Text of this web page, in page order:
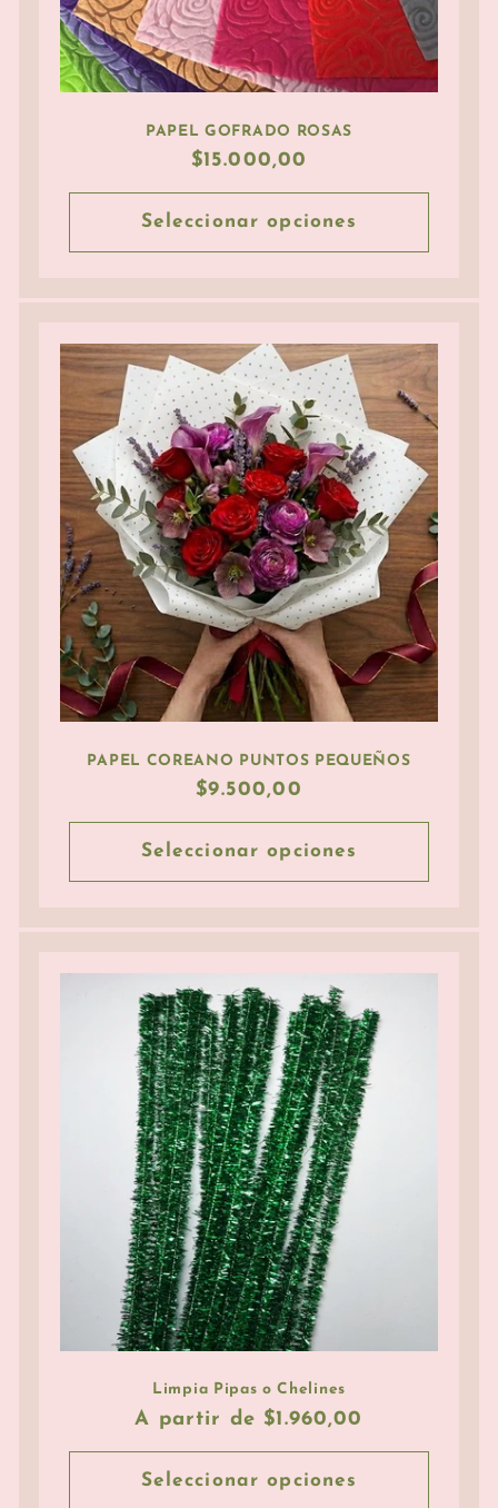
PAPEL GOFRADO ROSAS
Precio
habitual
$15.000,00
Seleccionar opciones
PAPEL COREANO PUNTOS PEQUEÑOS
Precio
habitual
$9.500,00
Seleccionar opciones
Limpia Pipas o Chelines
Precio
habitual
A partir de $1.960,00
Seleccionar opciones